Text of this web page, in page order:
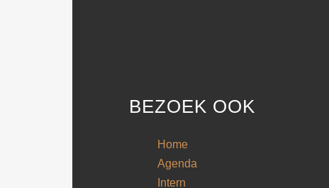
BEZOEK OOK
Home
Agenda
Intern